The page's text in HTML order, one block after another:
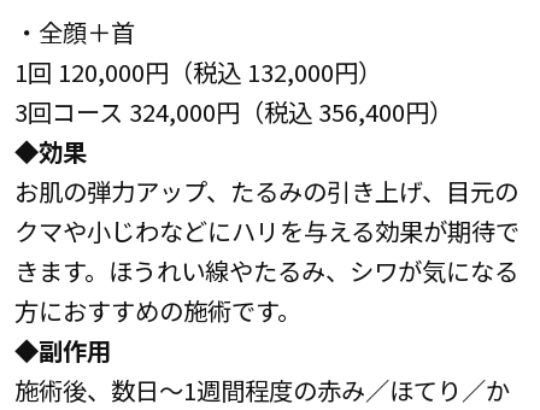
・全顔＋首
1回 120,000円（税込 132,000円）
3回コース 324,000円（税込 356,400円）
◆効果
お肌の弾力アップ、たるみの引き上げ、目元の
クマや小じわなどにハリを与える効果が期待で
きます。ほうれい線やたるみ、シワが気になる
方におすすめの施術です。
◆副作用
施術後、数日～1週間程度の赤み／ほてり／か